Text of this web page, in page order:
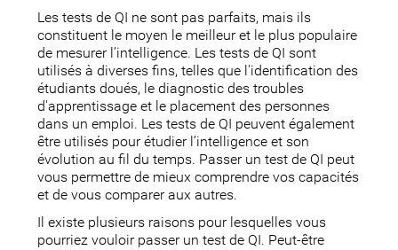
Les tests de QI ne sont pas parfaits, mais ils
constituent le moyen le meilleur et le plus populaire
de mesurer l’intelligence. Les tests de QI sont
utilisés à diverses fins, telles que l'identification des
étudiants doués, le diagnostic des troubles
d'apprentissage et le placement des personnes
dans un emploi. Les tests de QI peuvent également
être utilisés pour étudier l’intelligence et son
évolution au fil du temps. Passer un test de QI peut
vous permettre de mieux comprendre vos capacités
et de vous comparer aux autres.
Il existe plusieurs raisons pour lesquelles vous
pourriez vouloir passer un test de QI. Peut-être